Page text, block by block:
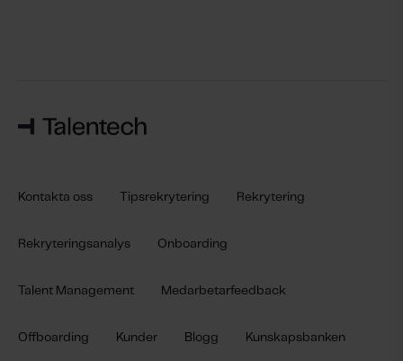
Kontakta oss Tipsrekrytering Rekrytering
Rekryteringsanalys Onboarding
Talent Management Medarbetarfeedback
Offboarding Kunder Blogg Kunskapsbanken